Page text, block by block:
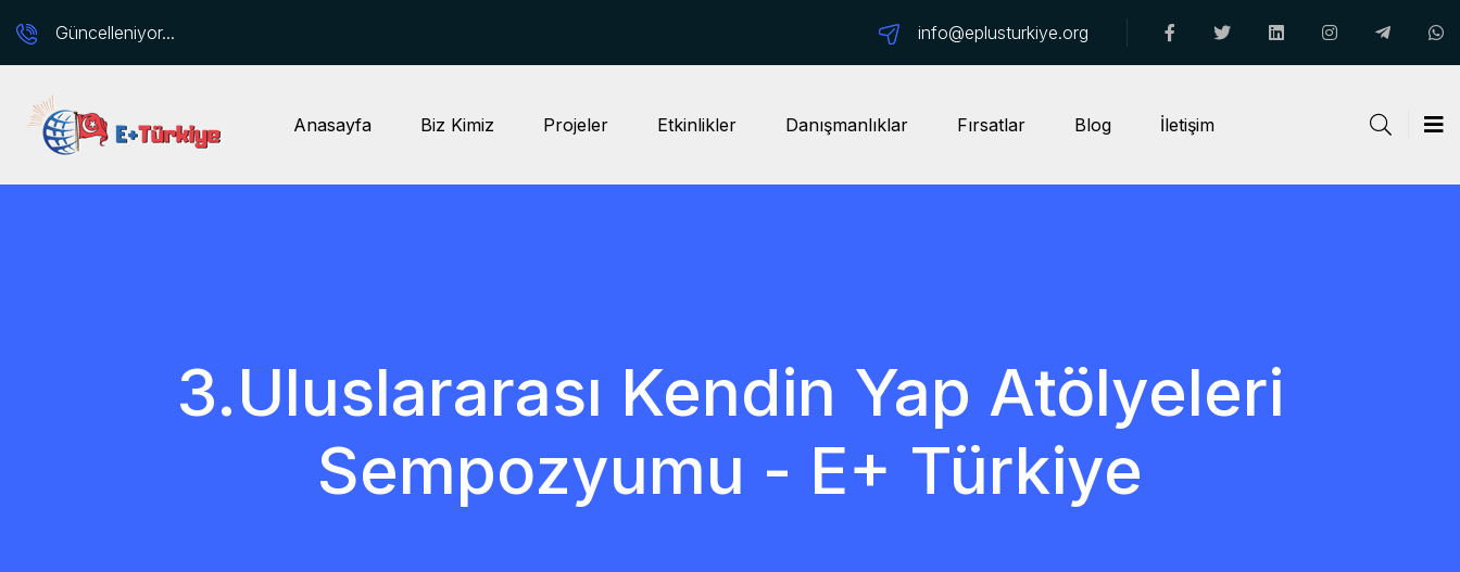
Güncelleniyor... info@eplusturkiye.org
Anasayfa Biz Kimiz Projeler Etkinlikler Danışmanlıklar Fırsatlar Blog İletişim
3.Uluslararası Kendin Yap Atölyeleri
Sempozyumu - E+ Türkiye